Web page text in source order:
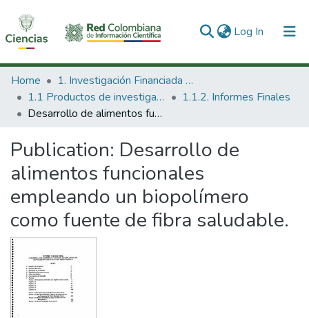
Log In (current)
Communities & Collections
All of DSpace
Home
1. Investigación Financiada con Recursos Públicos
1.1 Productos de investigación
1.1.2. Informes Finales
Desarrollo de alimentos funcionales empleando un biopolímero como fuente de fibra saludable.
Publication: Desarrollo de
alimentos funcionales
empleando un biopolímero
como fuente de fibra saludable.